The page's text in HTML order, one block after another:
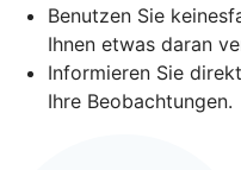
Benutzen Sie
Ihnen etwas daran
Informieren Sie
Ihre Beobachtungen.